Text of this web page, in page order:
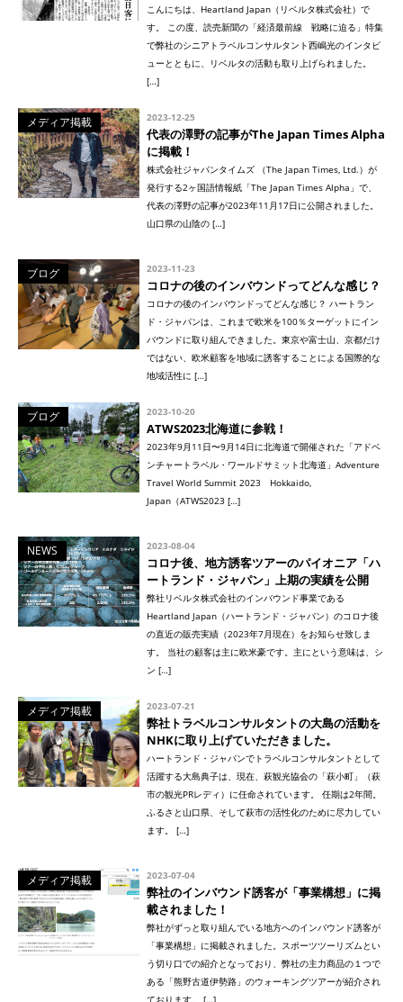
こんにちは、Heartland Japan（リベルタ株式会社）で
す。 この度、読売新聞の「経済最前線 戦略に迫る」特集
で弊社のシニアトラベルコンサルタント西嶋光のインタビ
ューとともに、リベルタの活動も取り上げられました。
[…]
メディア掲載 2023-12-25
代表の澤野の記事がThe Japan Times Alpha
に掲載！
株式会社ジャパンタイムズ （The Japan Times, Ltd.）が
発行する2ヶ国語情報紙「The Japan Times Alpha」で、
代表の澤野の記事が2023年11月17日に公開されました。
山口県の山陰の […]
ブログ 2023-11-23
コロナの後のインバウンドってどんな感じ？
コロナの後のインバウンドってどんな感じ？ ハートラン
ド・ジャパンは、これまで欧米を100％ターゲットにイン
バウンドに取り組んできました。東京や富士山、京都だけ
ではない、欧米顧客を地域に誘客することによる国際的な
地域活性に […]
ブログ 2023-10-20
ATWS2023北海道に参戦！
2023年9月11日〜9月14日に北海道で開催された「アドベ
ンチャートラベル・ワールドサミット北海道」Adventure
Travel World Summit 2023 Hokkaido,
Japan（ATWS2023 […]
NEWS 2023-08-04
コロナ後、地方誘客ツアーのパイオニア「ハ
ートランド・ジャパン」上期の実績を公開
弊社リベルタ株式会社のインバウンド事業である
Heartland Japan（ハートランド・ジャパン）のコロナ後
の直近の販売実績（2023年7月現在）をお知らせ致しま
す。 当社の顧客は主に欧米豪です。主にという意味は、シ
ン […]
メディア掲載 2023-07-21
弊社トラベルコンサルタントの大島の活動を
NHKに取り上げていただきました。
ハートランド・ジャパンでトラベルコンサルタントとして
活躍する大島典子は、現在、萩観光協会の「萩小町」（萩
市の観光PRレディ）に任命されています。 任期は2年間。
ふるさと山口県、そして萩市の活性化のために尽力してい
ます。 […]
メディア掲載 2023-07-04
弊社のインバウンド誘客が「事業構想」に掲
載されました！
弊社がずっと取り組んでいる地方へのインバウンド誘客が
「事業構想」に掲載されました。スポーツツーリズムとい
う切り口での紹介となっており、弊社の主力商品の１つで
ある「熊野古道伊勢路」のウォーキングツアーが紹介され
ております。 […]